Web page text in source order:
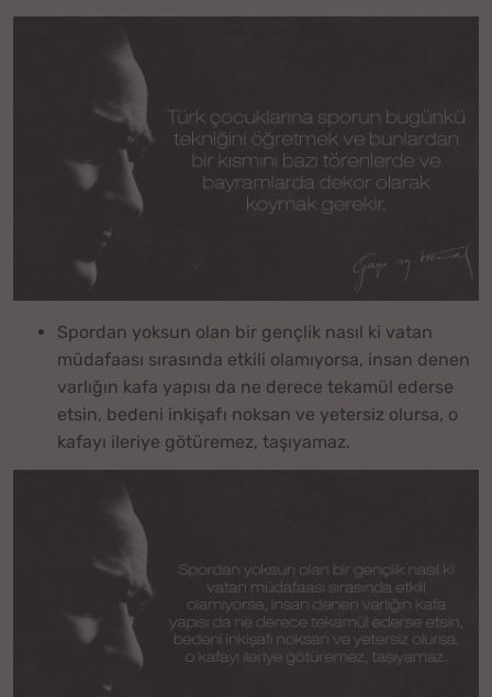
Spordan yoksun olan bir gençlik nasıl ki vatan
müdafaası sırasında etkili olamıyorsa, insan denen
varlığın kafa yapısı da ne derece tekamül ederse
etsin, bedeni inkişafı noksan ve yetersiz olursa, o
kafayı ileriye götüremez, taşıyamaz.